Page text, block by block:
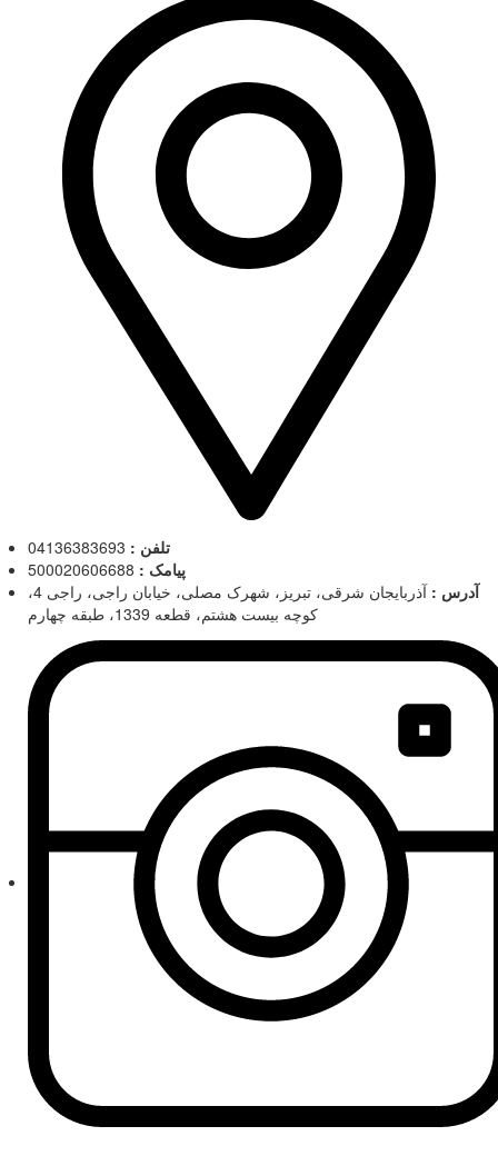
تلفن :
پیامک :
آدرس :
آذربایجان شرقی، تبریز، شهرک مصلی، خیابان راجی، راجی 4،
کوچه بیست هشتم، قطعه 1339، طبقه چهارم